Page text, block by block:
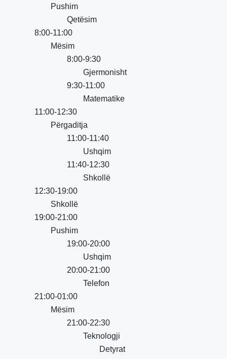
Pushim
Qetësim
8:00-11:00
Mësim
8:00-9:30
Gjermonisht
9:30-11:00
Matematike
11:00-12:30
Përgaditja
11:00-11:40
Ushqim
11:40-12:30
Shkollë
12:30-19:00
Shkollë
19:00-21:00
Pushim
19:00-20:00
Ushqim
20:00-21:00
Telefon
21:00-01:00
Mësim
21:00-22:30
Teknologji
Detyrat